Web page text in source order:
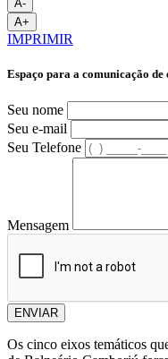
A-
A+
IMPRIMIR
Espaço para a comunicação de
Seu nome
Seu e-mail
Seu Telefone
Mensagem
ENVIAR
Os cinco eixos temáticos